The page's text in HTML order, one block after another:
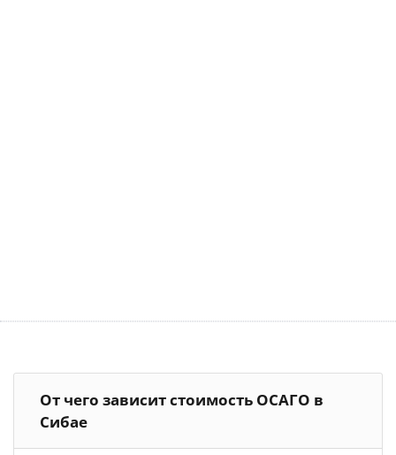
От чего зависит стоимость ОСАГО в
Сибае